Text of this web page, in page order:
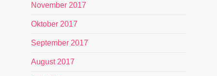
November 2017
Oktober 2017
September 2017
August 2017